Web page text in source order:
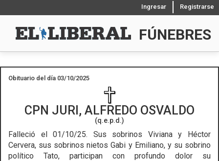
Ingresar Registrarse
FÚNEBRES
Obituario del día 03/10/2025
CPN JURI, ALFREDO OSVALDO
(q.e.p.d.)
Falleció el 01/10/25. Sus sobrinos Viviana y Héctor
Cervera, sus sobrinos nietos Gabi y Emiliano, y su sobrino
político Tato, participan con profundo dolor su